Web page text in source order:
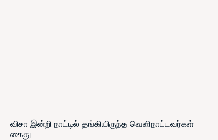
விசா இன்றி நாட்டில் தங்கியிருந்த வெளிநாட்டவர்கள்
கைது